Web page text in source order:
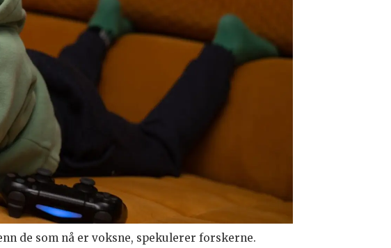
de som nå er voksne, spekulerer forskerne.